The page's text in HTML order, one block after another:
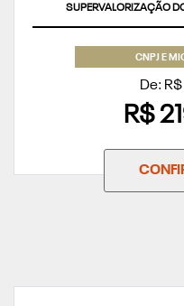
SUPERVALORIZAÇÃO
CNPJ E
De:
R$